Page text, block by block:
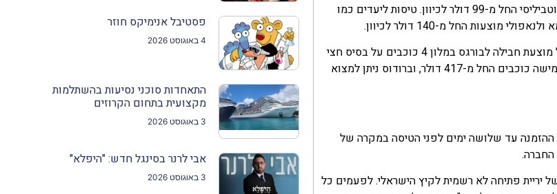
בקטגוריית המחירים הנמוכים במיוחד ניתן למצוא טיסות ללרנקה, פאפוס, רודוס וטביליסי החל מ-99 דולר לכיוון. טיסות ליעדים כמו
גם חבילות הנופש מנסות לקרוץ למי שמעדיף לסגור הכול במכה אחת. כך למשל מוצעת חבילה לבורגס במלון 4 כוכבים על בסיס חצי
פנסיון החל מ-369 דולר לאדם לשלושה לילות. בטביליסי מוצעת חבילה במלון חמישה כוכבים החל מ-417 דולר, וברודוס ניתן למצוא
לאדם, המאפשר לבטל את ההזמנה עד שלושה ימים לפני הטיסה במקרה של
החברה.
פתיחה לא רשמית לקיץ הישראלי. לפעמים כל
פסטיבל אנימיקס חוזר
4 באוגוסט 2026
התאחדות סוכני נסיעות בהשתלמות
מקצועית בתחום הקרוזים
3 באוגוסט 2026
אבי לרנר בסינגל חדש: "היפלא"
3 באוגוסט 2026